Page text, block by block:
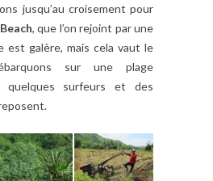
jusqu’au croisement pour
, que l’on rejoint par une
est galère, mais cela vaut le
sur une plage
quelques surfeurs et des